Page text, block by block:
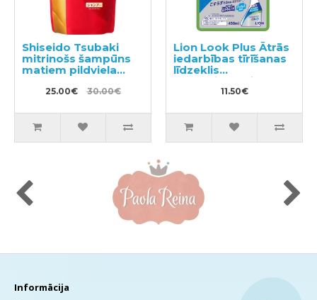
Shiseido Tsubaki
mitrinošs šampūns
matiem pildviela
25.00€ 30.00€
Lion Look Plus Ātrās
iedarbības tīrīšanas
līdzeklis
vannasistabai ar
citrusaugļu aromātu,
11.50€
Informācija